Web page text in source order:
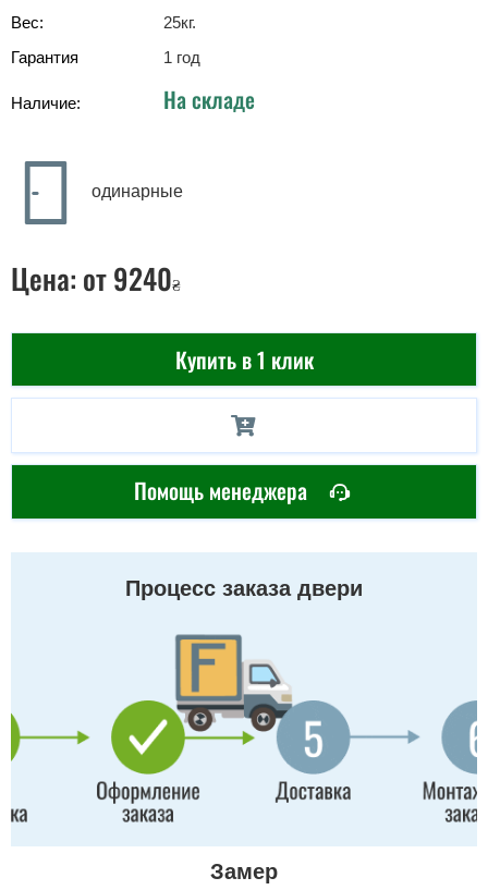
Вес:
25кг.
Гарантия
1 год
Наличие: На складе
одинарные
Цена: от 9240₴
Купить в 1 клик
Помощь менеджера
Процесс заказа двери
Замер